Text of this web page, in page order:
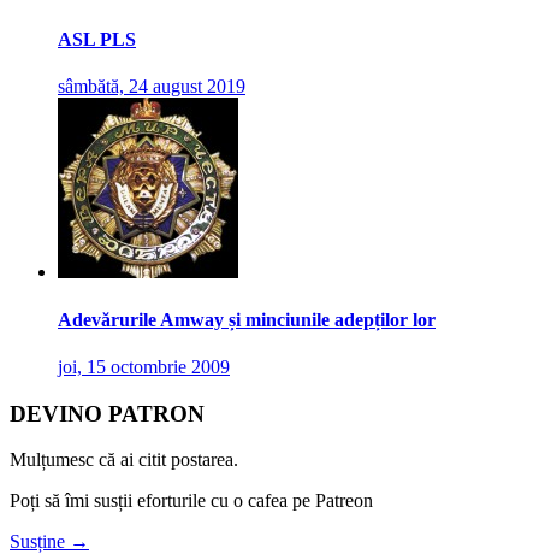
ASL PLS
sâmbătă, 24 august 2019
Adevărurile Amway și minciunile adepților lor
joi, 15 octombrie 2009
DEVINO PATRON
Mulțumesc că ai citit postarea.
Poți să îmi susții eforturile cu o cafea pe Patreon
Susține →